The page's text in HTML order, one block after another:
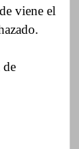
viene el
de